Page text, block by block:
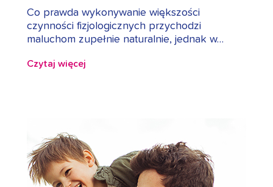
Co prawda wykonywanie większości
czynności fizjologicznych przychodzi
maluchom zupełnie naturalnie, jednak w…
Czytaj więcej